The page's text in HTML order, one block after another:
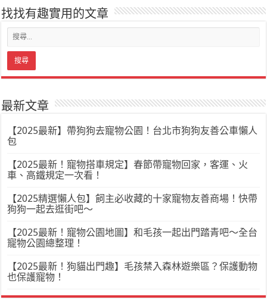
找找有趣實用的文章
最新文章
【2025最新】帶狗狗去寵物公園！台北市狗狗友善公車懶人
包
【2025最新！寵物搭車規定】春節帶寵物回家，客運、火
車、高鐵規定一次看！
【2025精選懶人包】飼主必收藏的十家寵物友善商場！快帶
狗狗一起去逛街吧～
【2025最新！寵物公園地圖】和毛孩一起出門踏青吧～全台
寵物公園總整理！
【2025最新！狗貓出門趣】毛孩禁入森林遊樂區？保護動物
也保護寵物！